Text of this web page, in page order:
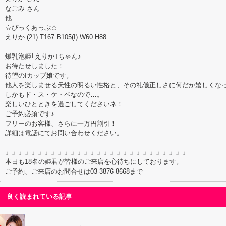
なごみ さん
他
☆ぴっくあっぷ☆
えりか (21) T167 B105(I) W60 H88
爆乳泡姫｢えりか｣ちゃん♪
お待たせしました！
待望のIカップ娘です。
他人を楽しませる天性の明るい性格と、その礼儀正しさに何だか嬉しくな
しかもド・ス・ケ・ベなので…。
楽しいひとときを過ごしてくださいネ！
ご予約必須です♪
フリーのお客様、さらに一万円割引！
詳細は電話にてお問い合わせください。
」」」」」」」」」」」」」」」」」」」」」」」」」」」」
本日も18名の姫君が皆様のご来店を心待ちにしております。
ご予約、ご来店のお問合せは03-3876-8668まで
良く読まれている記事